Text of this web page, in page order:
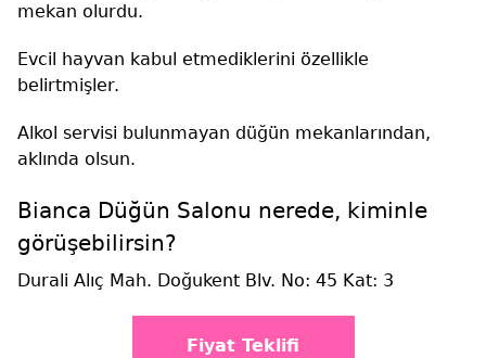
mekan olurdu.
Evcil hayvan kabul etmediklerini özellikle
belirtmişler.
Alkol servisi bulunmayan düğün mekanlarından,
aklında olsun.
Bianca Düğün Salonu nerede, kiminle
görüşebilirsin?
Durali Alıç Mah. Doğukent Blv. No: 45 Kat: 3
Fiyat Teklifi